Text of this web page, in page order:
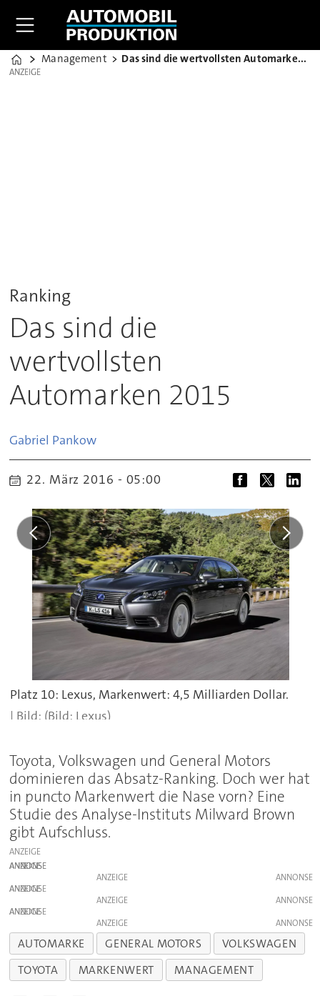
Home
Management Das sind die wertvollsten Automarken 2015
ANZEIGE
ANZEIGE
Ranking
Das sind die
wertvollsten
Automarken 2015
Gabriel Pankow
22. März 2016 - 05:00
Platz 10: Lexus, Markenwert: 4,5 Milliarden Dollar.
(Bild: Lexus)
Toyota, Volkswagen und General Motors
dominieren das Absatz-Ranking. Doch wer hat
in puncto Markenwert die Nase vorn? Eine
Studie des Analyse-Instituts Milward Brown
gibt Aufschluss.
ANZEIGE
ANZEIGE
ANZEIGE
ANZEIGE
ANZEIGE
ANZEIGE
ANZEIGE
AUTOMARKE GENERAL MOTORS
VOLKSWAGEN
TOYOTA
MARKENWERT MANAGEMENT